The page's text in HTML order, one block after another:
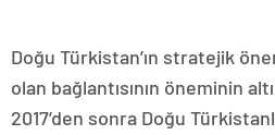
Doğu Türkistan’ın stratejik
olan bağlantısının öneminin
2017’den sonra Doğu